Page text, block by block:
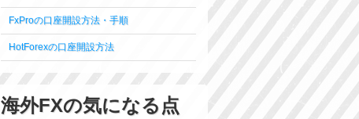
FxProの口座開設方法・手順
HotForexの口座開設方法
海外FXの気になる点